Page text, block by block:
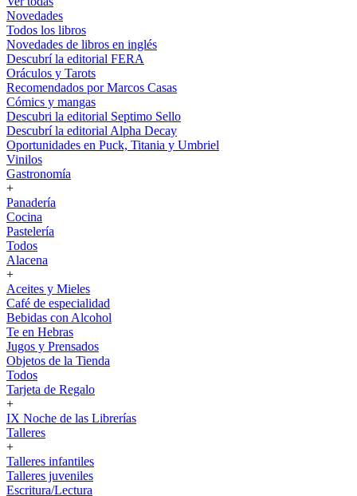
Novedades
Todos los libros
Novedades de libros en inglés
Descubrí la editorial FERA
Oráculos y Tarots
Recomendados por Marcos Casas
Cómics y mangas
Descubri la editorial Septimo Sello
Descubrí la editorial Alpha Decay
Oportunidades en Puck, Titania y Umbriel
Vinilos
Gastronomía
+
Panadería
Cocina
Pastelería
Todos
Alacena
+
Aceites y Mieles
Café de especialidad
Bebidas con Alcohol
Te en Hebras
Jugos y Prensados
Objetos de la Tienda
Todos
Tarjeta de Regalo
+
IX Noche de las Librerías
Talleres
+
Talleres infantiles
Talleres juveniles
Escritura/Lectura